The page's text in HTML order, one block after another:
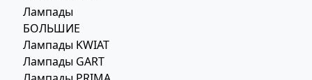
Лампады
БОЛЬШИЕ
Лампады KWIAT
Лампады GART